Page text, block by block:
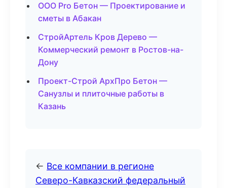
ООО Pro Бетон — Проектирование и
сметы в Абакан
СтройАртель Кров Дерево —
Коммерческий ремонт в Ростов-на-
Дону
Проект-Строй АрхПро Бетон —
Санузлы и плиточные работы в
Казань
← Все компании в регионе
Северо-Кавказский федеральный